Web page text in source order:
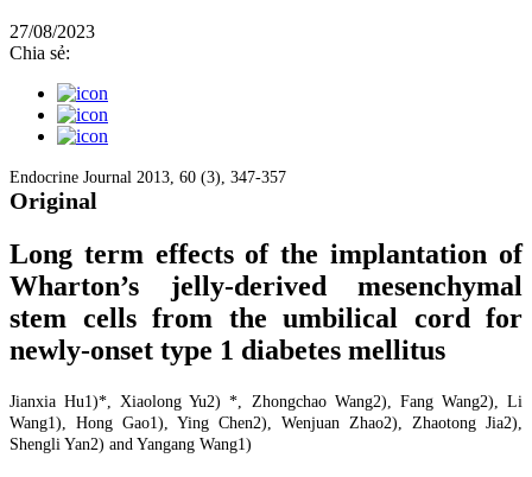
27/08/2023
Chia sẻ:
Endocrine Journal 2013, 60 (3), 347-357
Original
Long term effects of the implantation of
Wharton’s jelly-derived mesenchymal
stem cells from the umbilical cord for
newly-onset type 1 diabetes mellitus
Jianxia Hu1)*, Xiaolong Yu2) *, Zhongchao Wang2), Fang Wang2), Li
Wang1), Hong Gao1), Ying Chen2), Wenjuan Zhao2), Zhaotong Jia2),
Shengli Yan2) and Yangang Wang1)